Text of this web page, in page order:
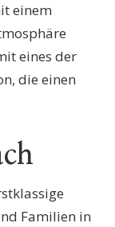
einem
eines der
die einen
Familien in